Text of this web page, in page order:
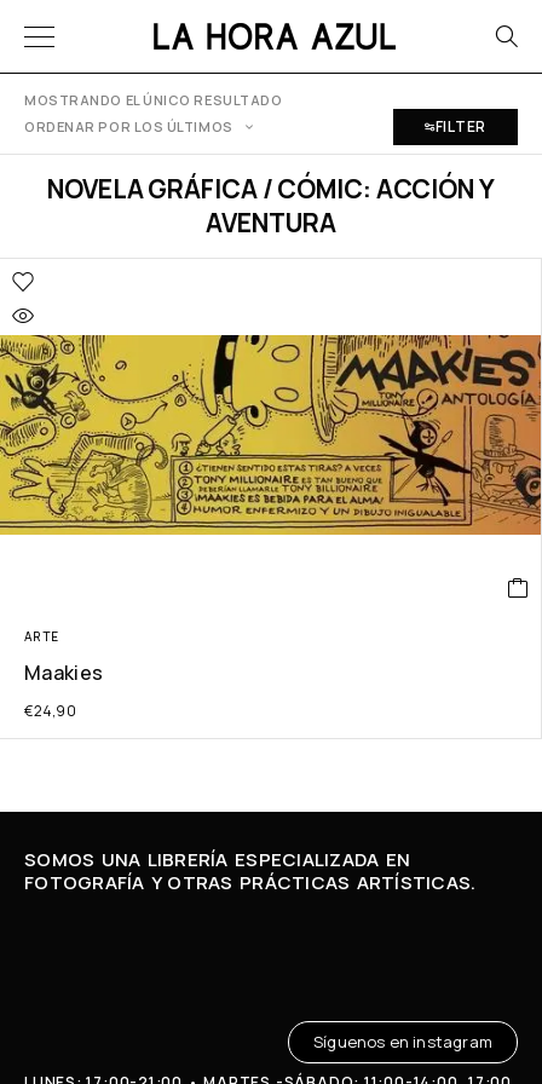
MOSTRANDO EL ÚNICO RESULTADO
ORDENAR POR LOS ÚLTIMOS
FILTER
NOVELA GRÁFICA / CÓMIC: ACCIÓN Y
AVENTURA
ARTE
Maakies
€24,90
SOMOS UNA LIBRERÍA ESPECIALIZADA EN
FOTOGRAFÍA Y OTRAS PRÁCTICAS ARTÍSTICAS.
Síguenos en instagram